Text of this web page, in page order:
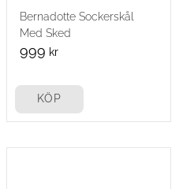
Bernadotte Sockerskål
Med Sked
999 kr
KÖP